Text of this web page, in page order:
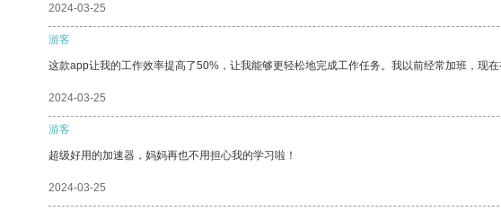
2024-03-25
游客
这款app让我的工作效率提高了50%，让我能够更轻松地完成工作任务。我以前经常加班，现
2024-03-25
游客
超级好用的加速器，妈妈再也不用担心我的学习啦！
2024-03-25